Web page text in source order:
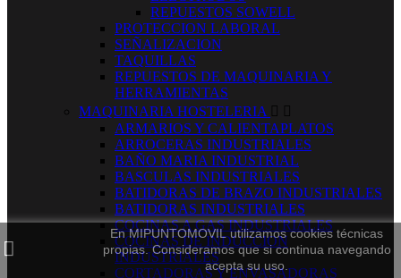
En MIPUNTOMOVIL utilizamos cookies técnicas
propias. Consideramos que si continua navegando
acepta su uso.
REPUESTOS SOWELL
PROTECCION LABORAL
SEÑALIZACION
TAQUILLAS
REPUESTOS DE MAQUINARIA Y
HERRAMIENTAS
MAQUINARIA HOSTELERIA  
ARMARIOS Y CALIENTAPLATOS
ARROCERAS INDUSTRIALES
BAÑO MARIA INDUSTRIAL
BASCULAS INDUSTRIALES
BATIDORAS DE BRAZO INDUSTRIALES
BATIDORAS INDUSTRIALES
COCINAS A GAS INDUSTRIALES
COCINAS DE INDUCCION
INDUSTRIALES
CORTADORAS Y ENVASADORAS